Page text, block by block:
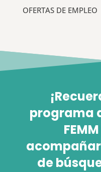
OFERTAS DE EMPLEO
programa
de